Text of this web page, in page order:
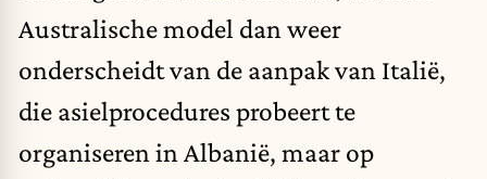
Australische model dan weer
onderscheidt van de aanpak van Italië,
die asielprocedures probeert te
organiseren in Albanië, maar op